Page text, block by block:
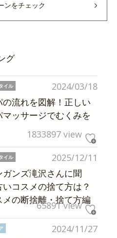
ンをチェック
グ
2024/03/18
イル
の流れを図解！正しい
マッサージでむくみを
1833897 view
2025/12/11
イル
ガンズ滝沢さんに聞
いコスメの捨て方は？
メの断捨離・捨て方編
65891 view
2024/11/27